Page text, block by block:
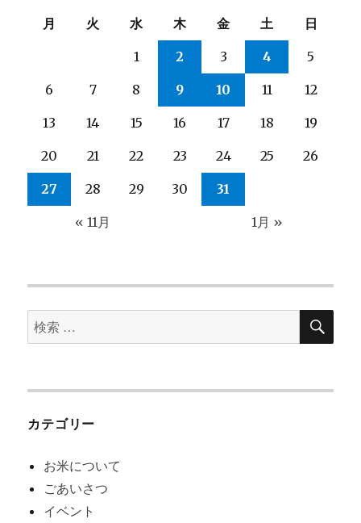
月 火 水 木 金 土 日
« 11月 1月 »
1 2 3 4 5
6 7 8 9 10 11 12
13 14 15 16 17 18 19
20 21 22 23 24 25 26
27 28 29 30 31
検
索
象:
検
カテゴリー
お米について
ごあいさつ
イベント